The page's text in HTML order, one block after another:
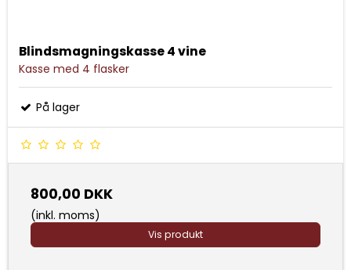
Blindsmagningskasse 4 vine
Kasse med 4 flasker
På lager
800,00 DKK
(inkl. moms)
Vis produkt